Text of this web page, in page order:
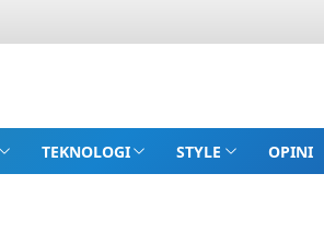
TEKNOLOGI STYLE OPINI